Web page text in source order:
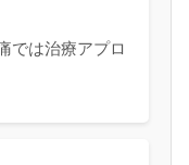
では治療アプロ